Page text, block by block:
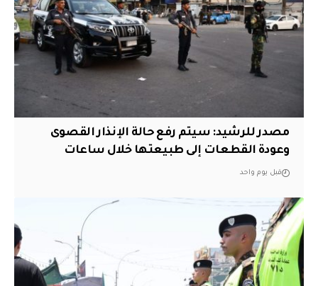
مصدر للرشيد: سيتم رفع حالة الإنذار القصوى
وعودة القطعات إلى طبيعتها خلال ساعات
قبل يوم واحد